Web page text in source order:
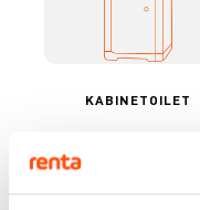
KABINETOILET